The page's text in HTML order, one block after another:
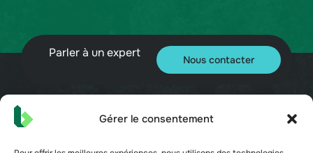
Gérer le consentement
Parler à un expert Nous contacter
© 2026 Bueno. Tous droits réservés.